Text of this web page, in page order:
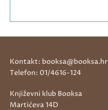
Kontakt: booksa@booksa.hr
Telefon: 01/4616-124
Književni klub Booksa
Martićeva 14D